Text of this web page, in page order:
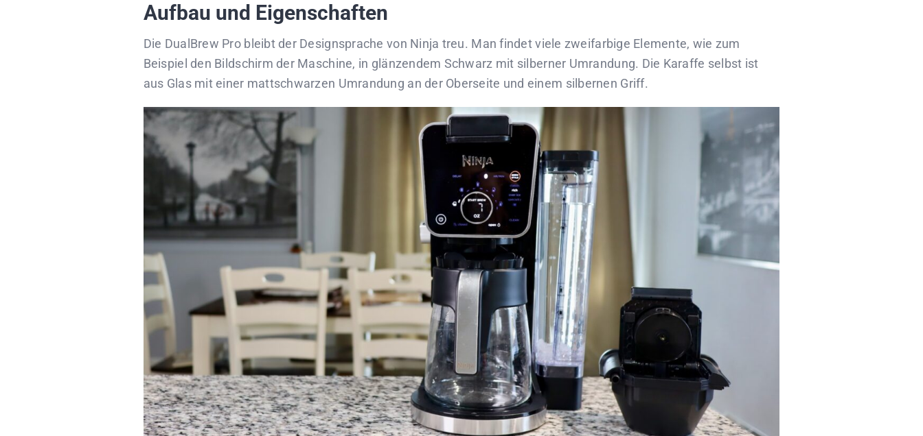
Aufbau und Eigenschaften
Die DualBrew Pro bleibt der Designsprache von Ninja treu. Man findet viele zweifarbige Elemente, wie zum
Beispiel den Bildschirm der Maschine, in glänzendem Schwarz mit silberner Umrandung. Die Karaffe selbst ist
aus Glas mit einer mattschwarzen Umrandung an der Oberseite und einem silbernen Griff.